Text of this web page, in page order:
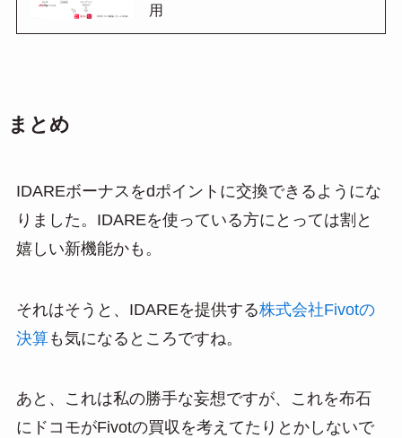
用
まとめ
IDAREボーナスをdポイントに交換できるようにな
りました。IDAREを使っている方にとっては割と
嬉しい新機能かも。
それはそうと、IDAREを提供する株式会社Fivotの
決算も気になるところですね。
あと、これは私の勝手な妄想ですが、これを布石
にドコモがFivotの買収を考えてたりとかしないで